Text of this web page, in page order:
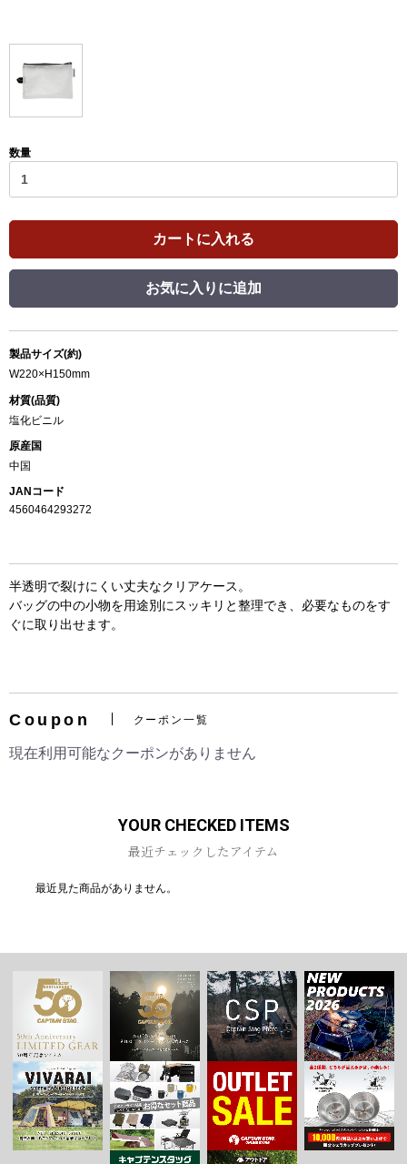
数量
カートに入れる
お気に入りに追加
製品サイズ(約)
W220×H150mm
材質(品質)
塩化ビニル
原産国
中国
JANコード
4560464293272
半透明で裂けにくい丈夫なクリアケース。
バッグの中の小物を用途別にスッキリと整理でき、必要なものをす
ぐに取り出せます。
Coupon クーポン一覧
現在利用可能なクーポンがありません
YOUR CHECKED ITEMS
最近チェックしたアイテム
最近見た商品がありません。